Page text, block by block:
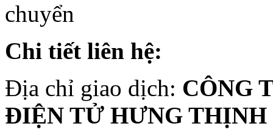
chuyển
Chi tiết liên hệ:
Địa chỉ giao dịch: CÔNG
ĐIỆN TỬ HƯNG THỊNH